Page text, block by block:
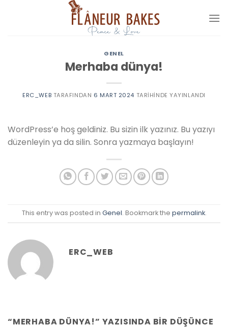
GENEL
Merhaba dünya!
ERC_WEB TARAFINDAN 6 MART 2024 TARIHINDE YAYINLANDI
WordPress’e hoş geldiniz. Bu sizin ilk yazınız. Bu yazıyı
düzenleyin ya da silin. Sonra yazmaya başlayın!
This entry was posted in Genel. Bookmark the permalink.
ERC_WEB
“MERHABA DÜNYA!” YAZISINDA BIR DÜŞÜNCE